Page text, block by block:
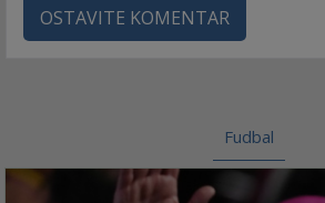
OSTAVITE KOMENTAR
Fudbal